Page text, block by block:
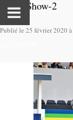
Daily-Show-2
Publié le 25 février 2020 à